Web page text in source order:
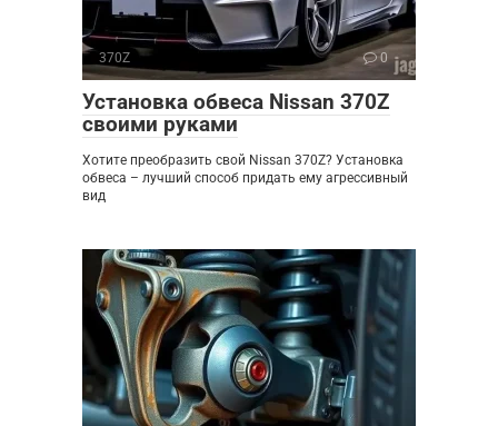
370Z 0
Установка обвеса Nissan 370Z
своими руками
Хотите преобразить свой Nissan 370Z? Установка
обвеса – лучший способ придать ему агрессивный
вид